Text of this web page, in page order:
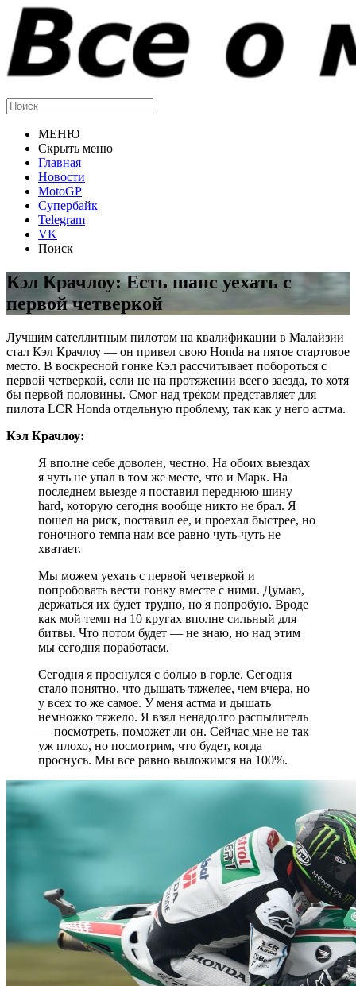
МЕНЮ
Скрыть меню
Главная
Новости
MotoGP
Супербайк
Telegram
VK
Поиск
Кэл Крачлоу: Есть шанс уехать с
первой четверкой
Лучшим сателлитным пилотом на квалификации в Малайзии
стал Кэл Крачлоу — он привел свою Honda на пятое стартовое
место. В воскресной гонке Кэл рассчитывает побороться с
первой четверкой, если не на протяжении всего заезда, то хотя
бы первой половины. Смог над треком представляет для
пилота LCR Honda отдельную проблему, так как у него астма.
Кэл Крачлоу:
Я вполне себе доволен, честно. На обоих выездах
я чуть не упал в том же месте, что и Марк. На
последнем выезде я поставил переднюю шину
hard, которую сегодня вообще никто не брал. Я
пошел на риск, поставил ее, и проехал быстрее, но
гоночного темпа нам все равно чуть-чуть не
хватает.
Мы можем уехать с первой четверкой и
попробовать вести гонку вместе с ними. Думаю,
держаться их будет трудно, но я попробую. Вроде
как мой темп на 10 кругах вполне сильный для
битвы. Что потом будет — не знаю, но над этим
мы сегодня поработаем.
Сегодня я проснулся с болью в горле. Сегодня
стало понятно, что дышать тяжелее, чем вчера, но
у всех то же самое. У меня астма и дышать
немножко тяжело. Я взял ненадолго распылитель
— посмотреть, поможет ли он. Сейчас мне не так
уж плохо, но посмотрим, что будет, когда
проснусь. Мы все равно выложимся на 100%.